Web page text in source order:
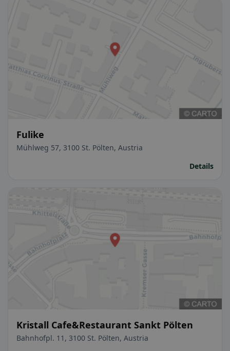
Fulike
Mühlweg 57, 3100 St. Pölten, Austria
Details
Kristall Cafe&Restaurant Sankt Pölten
Bahnhofpl. 11, 3100 St. Pölten, Austria